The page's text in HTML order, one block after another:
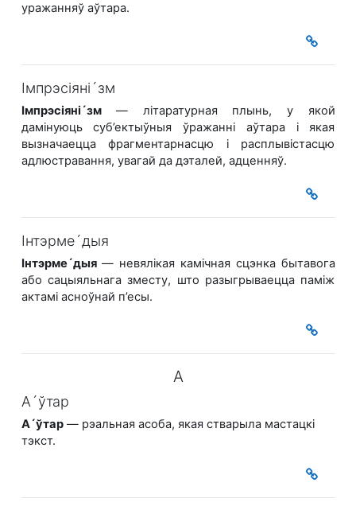
уражанняў аўтара.
Імпрэсіяні´зм
Імпрэсіяні´зм— літаратурная плынь, у якой
дамінуюць суб’ектыўныя ўражанні аўтара і якая
вызначаецца фрагментарнасцю і расплывістасцю
адлюстравання, увагай да дэталей, адценняў.
Інтэрме´дыя
Інтэрме´дыя— невялікая камічная сцэнка бытавога
або сацыяльнага зместу, што разыгрываецца паміж
актамі асноўнай п’есы.
А
А´ўтар
А´ўтар— рэальная асоба, якая стварыла мастацкі
тэкст.